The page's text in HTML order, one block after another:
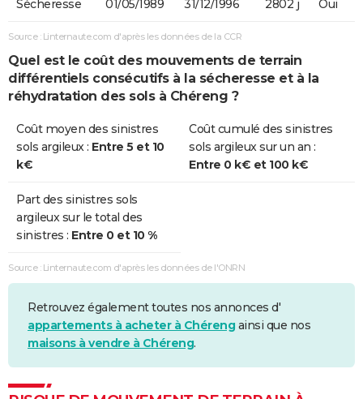
Sécheresse 01/05/1989 31/12/1996 2802 j Oui
Source : Linternaute.com d'après les données de la CCR
Quel est le coût des mouvements de terrain
différentiels consécutifs à la sécheresse et à la
réhydratation des sols à Chéreng ?
Coût moyen des sinistres
sols argileux : Entre 5 et 10
k€
Coût cumulé des sinistres
sols argileux sur un an :
Entre 0 k€ et 100 k€
Part des sinistres sols
argileux sur le total des
sinistres : Entre 0 et 10 %
Source : Linternaute.com d'après les données de l'ONRN
Retrouvez également toutes nos annonces d'
appartements à acheter à Chéreng ainsi que nos
maisons à vendre à Chéreng.